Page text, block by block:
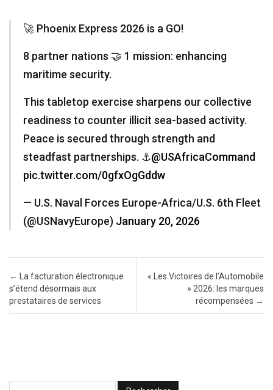
🚀 Phoenix Express 2026 is a GO!
8 partner nations 🤝 1 mission: enhancing
maritime security.
This tabletop exercise sharpens our collective
readiness to counter illicit sea-based activity.
Peace is secured through strength and
steadfast partnerships. ⚓️@USAfricaCommand
pic.twitter.com/0gfxOgGddw
— U.S. Naval Forces Europe-Africa/U.S. 6th Fleet
(@USNavyEurope) January 20, 2026
Post navigation
←
La facturation électronique
s’étend désormais aux
prestataires de services
« Les Victoires de l’Automobile
» 2026: les marques
récompensées →